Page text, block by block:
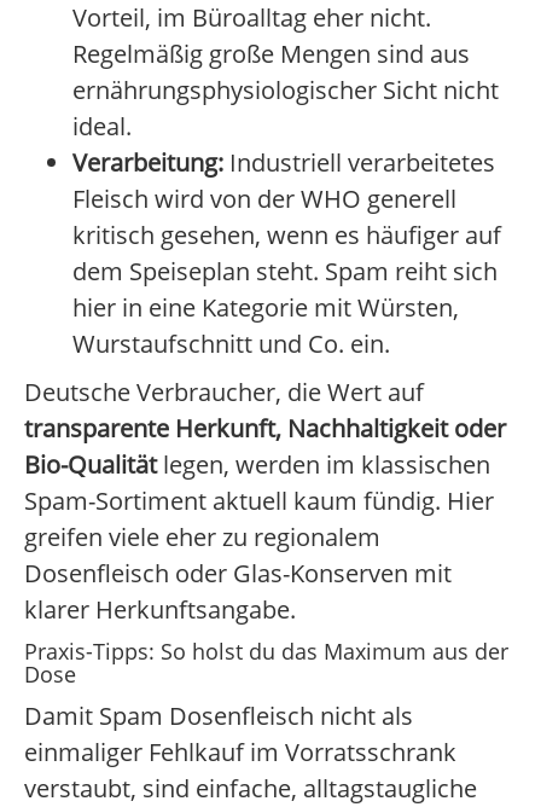
Vorteil, im Büroalltag eher nicht.
Regelmäßig große Mengen sind aus
ernährungsphysiologischer Sicht nicht
ideal.
Verarbeitung: Industriell verarbeitetes
Fleisch wird von der WHO generell
kritisch gesehen, wenn es häufiger auf
dem Speiseplan steht. Spam reiht sich
hier in eine Kategorie mit Würsten,
Wurstaufschnitt und Co. ein.
Deutsche Verbraucher, die Wert auf
transparente Herkunft, Nachhaltigkeit oder
Bio-Qualitätlegen, werden im klassischen
Spam-Sortiment aktuell kaum fündig. Hier
greifen viele eher zu regionalem
Dosenfleisch oder Glas-Konserven mit
klarer Herkunftsangabe.
Praxis-Tipps: So holst du das Maximum aus der
Dose
Damit Spam Dosenfleisch nicht als
einmaliger Fehlkauf im Vorratsschrank
verstaubt, sind einfache, alltagstaugliche